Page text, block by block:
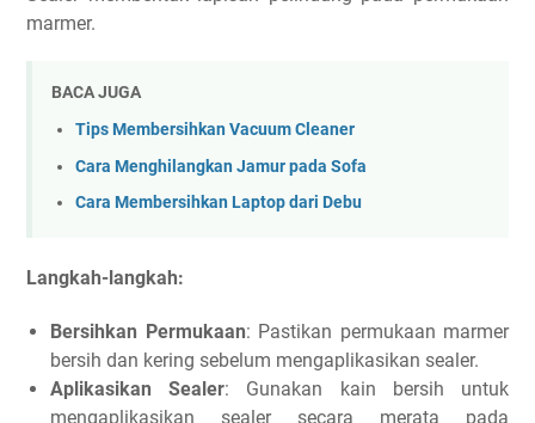
marmer.
BACA JUGA
Tips Membersihkan Vacuum Cleaner
Cara Menghilangkan Jamur pada Sofa
Cara Membersihkan Laptop dari Debu
Langkah-langkah:
Bersihkan Permukaan: Pastikan permukaan marmer
bersih dan kering sebelum mengaplikasikan sealer.
Aplikasikan Sealer: Gunakan kain bersih untuk
mengaplikasikan sealer secara merata pada